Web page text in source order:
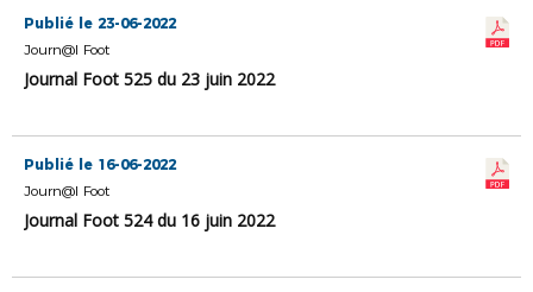
Publié le 23-06-2022
Journ@l Foot
Journal Foot 525 du 23 juin 2022
Publié le 16-06-2022
Journ@l Foot
Journal Foot 524 du 16 juin 2022